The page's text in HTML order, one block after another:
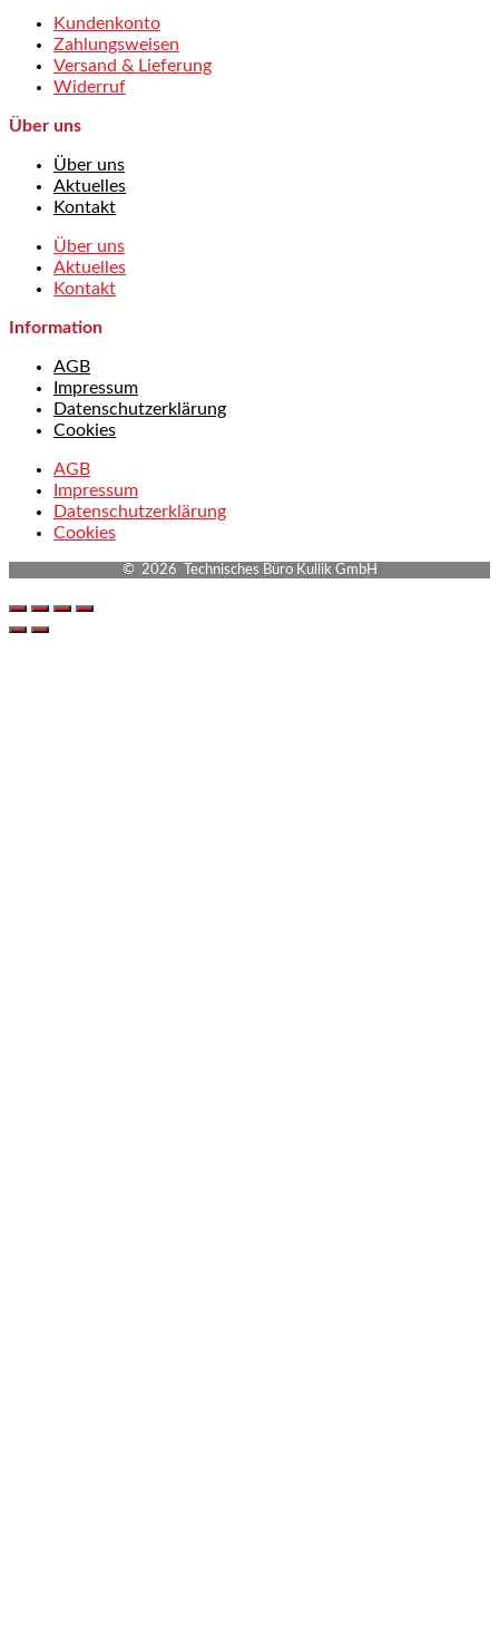
Kundenkonto
Zahlungsweisen
Versand & Lieferung
Widerruf
Über uns
Über uns
Aktuelles
Kontakt
Über uns
Aktuelles
Kontakt
Information
AGB
Impressum
Datenschutzerklärung
Cookies
AGB
Impressum
Datenschutzerklärung
Cookies
© 2026 Technisches Büro Kullik GmbH